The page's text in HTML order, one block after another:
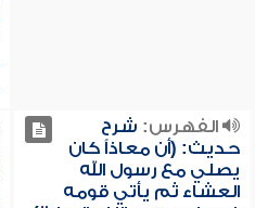
الفهرس: شرح
حديث: (أن معاذاً كان
يصلي مع رسول الله
العشاء ثم يأتي قومه